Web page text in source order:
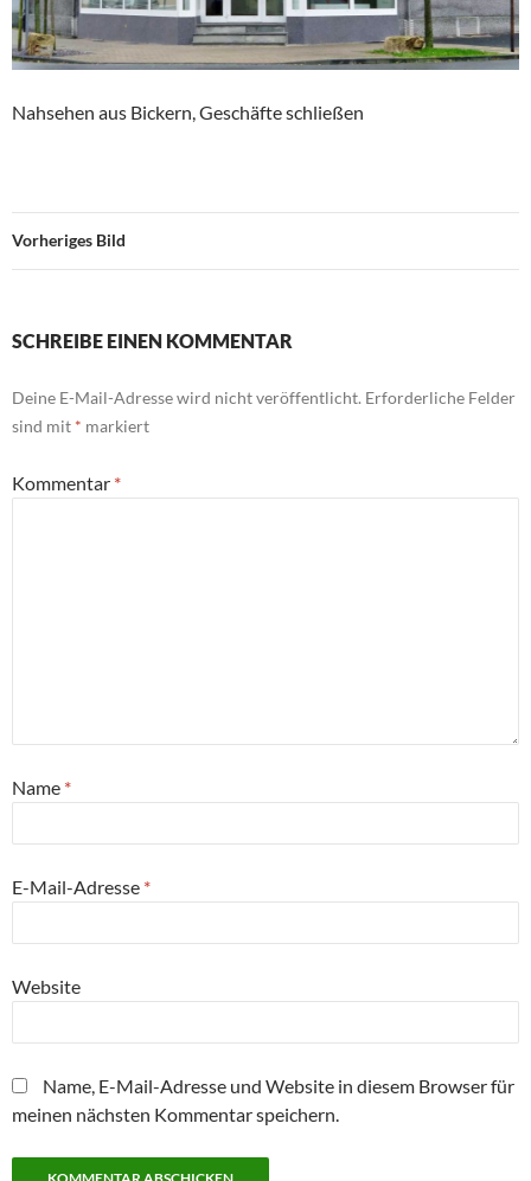
Nahsehen aus Bickern, Geschäfte schließen
Vorheriges Bild
SCHREIBE EINEN KOMMENTAR
Deine E-Mail-Adresse wird nicht veröffentlicht. Erforderliche Felder
sind mit * markiert
Kommentar *
Name *
E-Mail-Adresse *
Website
Name, E-Mail-Adresse und Website in diesem Browser für
meinen nächsten Kommentar speichern.